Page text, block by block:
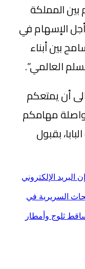
بين المملكة
الإسهام في
بين أبناء
العالمي”.
أن يمتعكم
مهامكم
بقبول
البريد الإلكتروني
السريرية في
ثلوج وأمطار